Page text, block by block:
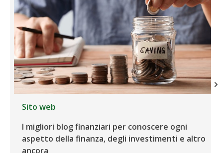
Sito web
I migliori blog finanziari per conoscere ogni
aspetto della finanza, degli investimenti e altro
ancora